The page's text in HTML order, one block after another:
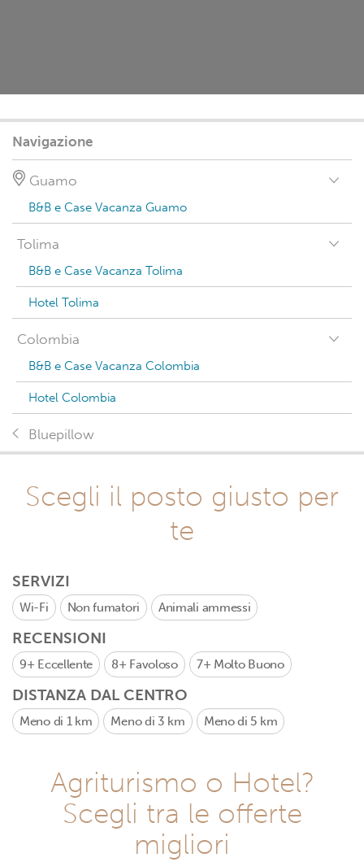
Navigazione
Guamo
B&B e Case Vacanza Guamo
Tolima
B&B e Case Vacanza Tolima
Hotel Tolima
Colombia
B&B e Case Vacanza Colombia
Hotel Colombia
Bluepillow
Scegli il posto giusto per
te
SERVIZI
Wi-Fi Non fumatori Animali ammessi
RECENSIONI
9+ Eccellente 8+ Favoloso 7+ Molto Buono
DISTANZA DAL CENTRO
Meno di 1 km Meno di 3 km Meno di 5 km
Agriturismo o Hotel?
Scegli tra le offerte
migliori